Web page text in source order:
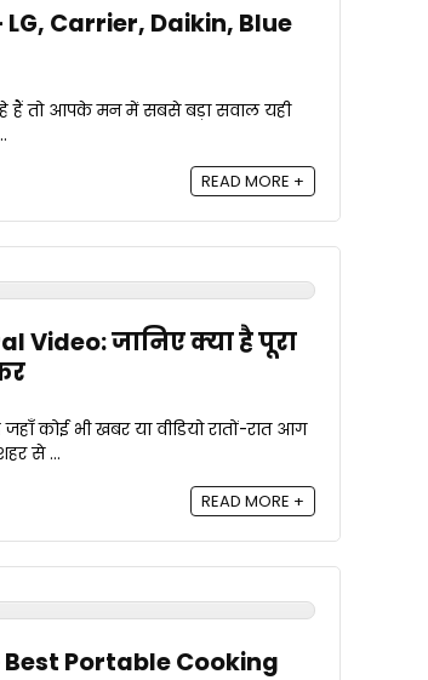
LG, Carrier, Daikin, Blue
हैं तो आपके मन में सबसे बड़ा सवाल यही
READ MORE +
Video: जानिए क्या है पूरा
कोई भी खबर या वीडियो रातों-रात आग
से ...
READ MORE +
Best Portable Cooking